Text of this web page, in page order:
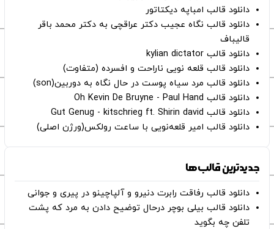
دانلود قالب امباپه دیکتاتور
دانلود قالب نگاه عجیب دکتر عراقچی به دکتر محمد باقر
قالیباف
دانلود قالب kylian dictator
دانلود قالب قلعه نویی ناراحت و افسرده (متفاوت)
دانلود قالب مرد سیاه پوست در حال نگاه به دوربین(son)
دانلود قالب Oh Kevin De Bruyne - Paul Hand
دانلود قالب Gut Genug - kitschrieg ft. Shirin david
دانلود قالب امیر قلعه‌نویی با ساعت رولکس(ورژن اصلی)
جدیدترین قالب‌ها
دانلود قالب رفاقت رابرت دنیرو و آلپاچینو در پیری و جوانی
دانلود قالب بیلی بوچر درحال توضیح دادن به مرد که پشت
تلفن چه بگوید